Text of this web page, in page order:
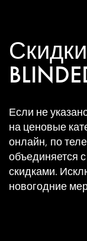
Скидки
Если не
на ценовые
онлайн, по
объединяется
скидками.
новогодние